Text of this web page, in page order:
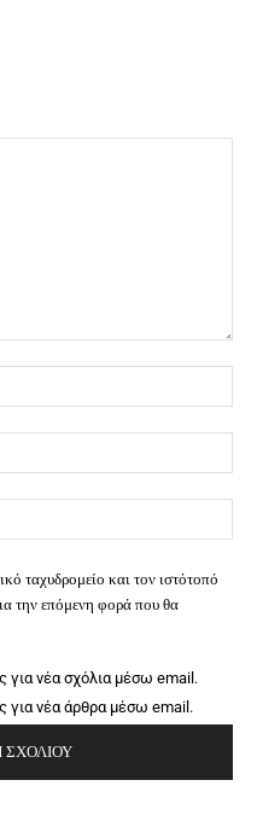
ταχυδρομείο και τον ιστότοπό
την επόμενη φορά που θα
για νέα σχόλια μέσω email.
για νέα άρθρα μέσω email.